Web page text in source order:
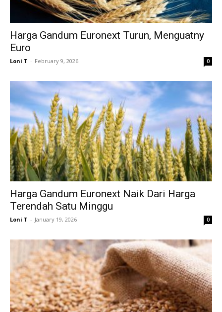
Harga Gandum Euronext Turun, Menguatny
Euro
Loni T - February 9, 2026 0
Harga Gandum Euronext Naik Dari Harga
Terendah Satu Minggu
Loni T - January 19, 2026 0